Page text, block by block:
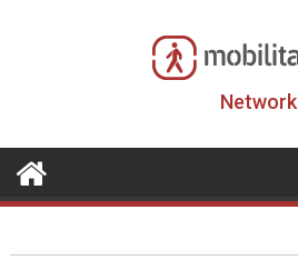
Network